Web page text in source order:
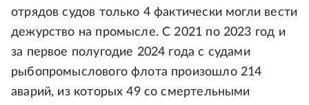
отрядов судов только 4 фактически могли вести
дежурство на промысле. С 2021 по 2023 год и
за первое полугодие 2024 года с судами
рыбопромыслового флота произошло 214
аварий, из которых 49 со смертельными